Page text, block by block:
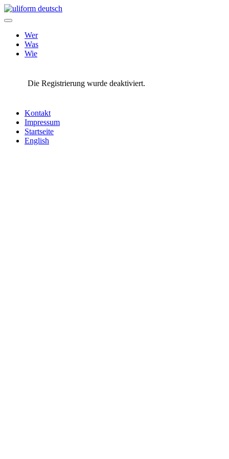
Skip
to
Wer
Was
Wie
Die Registrierung wurde deaktiviert.
Kontakt
Impressum
Startseite
English